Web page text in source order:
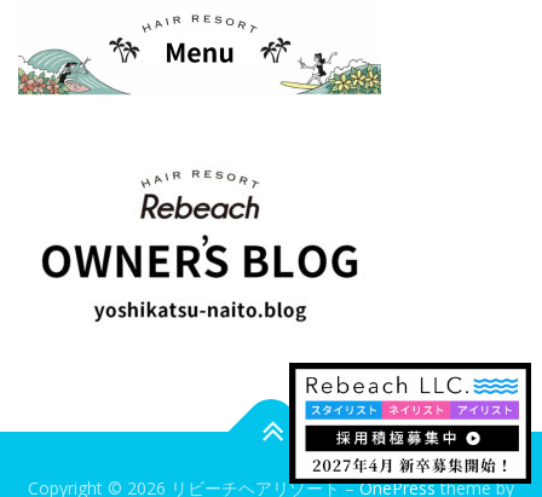
Copyright © 2026 リビーチヘアリゾート–OnePresstheme by